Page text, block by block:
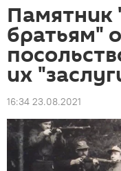
Памятник
братьям"
их
16:34 23.08.2021